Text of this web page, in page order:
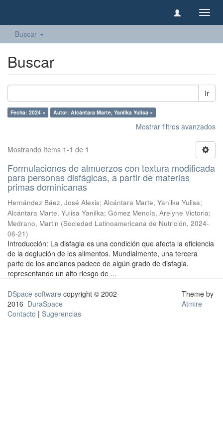
Buscar
Buscar
Ir
Fecha: 2024 × Autor: Alcántara Marte, Yanilka Yulisa ×
Mostrar filtros avanzados
Mostrando ítems 1-1 de 1
Formulaciones de almuerzos con textura modificada
para personas disfágicas, a partir de materias
primas dominicanas
Hernández Báez, José Alexis; Alcántara Marte, Yanilka Yulisa;
Alcántara Marte, Yulisa Yanilka; Gómez Mencía, Arelyne Victoria;
Medrano, Martin (Sociedad Latinoamericana de Nutrición, 2024-
06-21)
Introducción: La disfagia es una condición que afecta la eficiencia
de la deglución de los alimentos. Mundialmente, una tercera
parte de los ancianos padece de algún grado de disfagia,
representando un alto riesgo de ...
DSpace software copyright © 2002-
2016 DuraSpace
Contacto | Sugerencias
Theme by
Atmire